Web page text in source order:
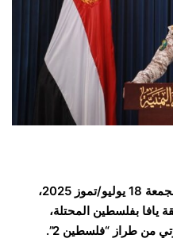
أعلنت قوات حكومة صنعاء، مساء الجمعة 18 يوليو/تموز 2025،
بفلسطين المحتلة،
من طراز “فلسطين 2”.